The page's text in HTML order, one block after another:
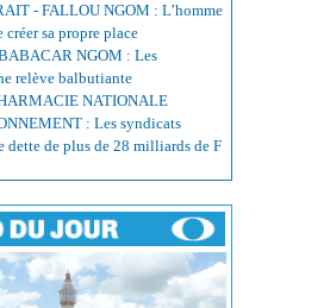
- FALLOU NGOM : L’homme
créer sa propre place
NGOM : Les
relève balbutiante
NATIONALE
: Les syndicats
dette de plus de 28 milliards de F